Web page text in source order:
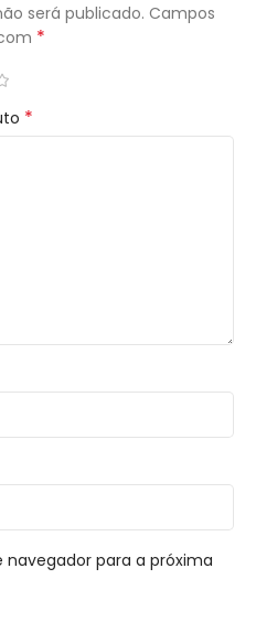
será publicado. Campos
*
*
navegador para a próxima